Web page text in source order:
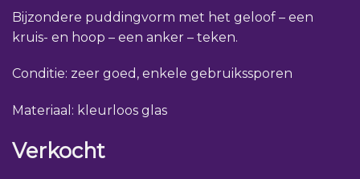
Bijzondere puddingvorm met het geloof – een
kruis- en hoop – een anker – teken.
Conditie: zeer goed, enkele gebruikssporen
Materiaal: kleurloos glas
Verkocht